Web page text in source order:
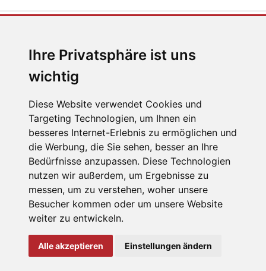
Ihre Privatsphäre ist uns
wichtig
Diese Website verwendet Cookies und
Targeting Technologien, um Ihnen ein
besseres Internet-Erlebnis zu ermöglichen und
die Werbung, die Sie sehen, besser an Ihre
Bedürfnisse anzupassen. Diese Technologien
nutzen wir außerdem, um Ergebnisse zu
messen, um zu verstehen, woher unsere
Besucher kommen oder um unsere Website
weiter zu entwickeln.
Alle akzeptieren Einstellungen ändern
E-MAIL
jc@jaegerndorfer.at
TELEFON
+43 (0) 2672 87078
Impressum
Cookie Einstellungen